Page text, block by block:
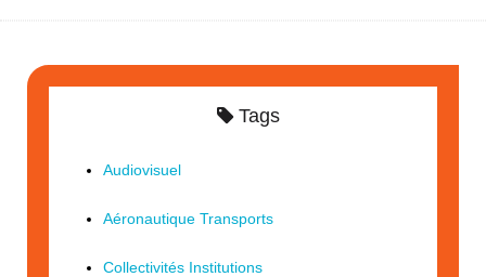
Tags
Audiovisuel
Aéronautique Transports
Collectivités Institutions